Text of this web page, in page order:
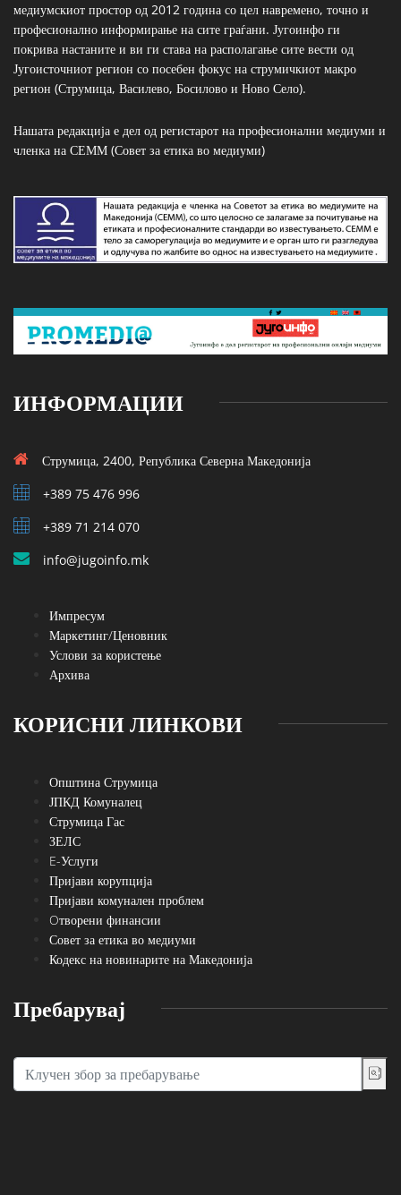
медиумскиот простор од 2012 година со цел навремено, точно и
професионално информирање на сите граѓани. Југоинфо ги
покрива настаните и ви ги става на располагање сите вести од
Југоисточниот регион со посебен фокус на струмичкиот макро
регион (Струмица, Василево, Босилово и Ново Село).
Нашата редакција е дел од регистарот на професионални медиуми и
членка на СЕММ (Совет за етика во медиуми)
ИНФОРМАЦИИ
Струмица, 2400, Република Северна Македонија
+389 75 476 996
+389 71 214 070
info@jugoinfo.mk
Импресум
Маркетинг/Ценовник
Услови за користење
Архива
КОРИСНИ ЛИНКОВИ
Општина Струмица
ЈПКД Комуналец
Струмица Гас
ЗЕЛС
E-Услуги
Пријави корупција
Пријави комунален проблем
Oтворени финансии
Совет за етика во медиуми
Кодекс на новинарите на Македонија
Пребарувај